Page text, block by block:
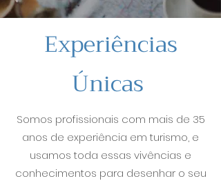
Experiências
Únicas
Somos profissionais com mais de 35
anos de experiência em turismo, e
usamos toda essas vivências e
conhecimentos para desenhar o seu